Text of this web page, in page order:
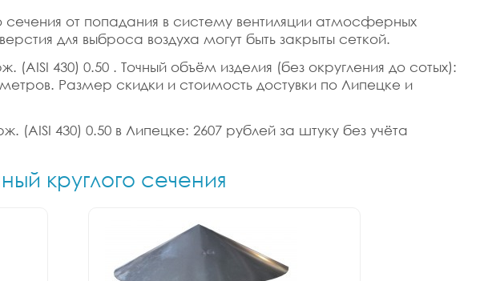
сечения от попадания в систему вентиляции атмосферных
для выброса воздуха могут быть закрыты сеткой.
430) 0.50 . Точный объём изделия (без округления до сотых):
Размер скидки и стоимость достувки по Липецке и
(AISI 430) 0.50 в Липецке: 2607 рублей за штуку без учёта
круглого сечения